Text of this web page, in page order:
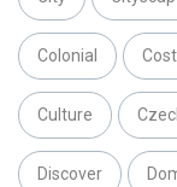
Colonial
Culture
Discover